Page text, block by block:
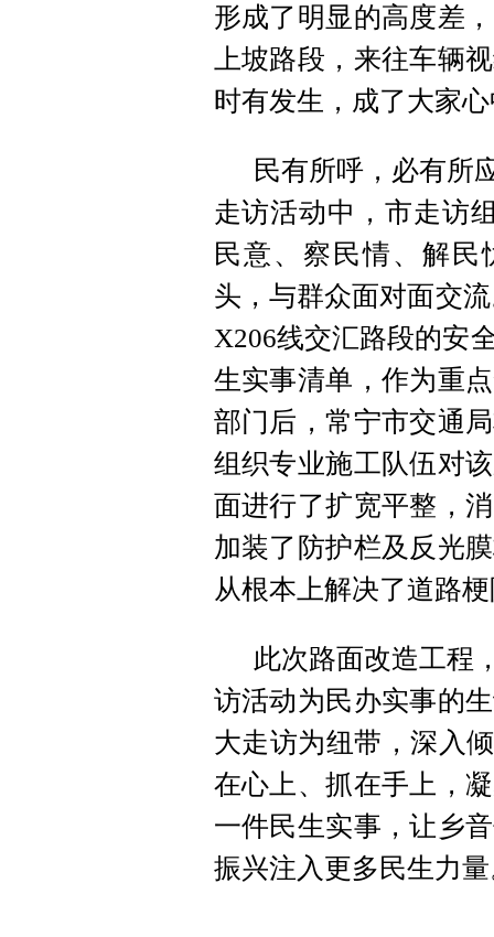
形成了明显的高度差
上坡路段，来往车辆
时有发生，成了大家
民有所呼，必有所
走访活动中，市走访
民意、察民情、解
头，与群众面对面交
X206线交汇路段的安
生实事清单，作为重
部门后，常宁市交通
组织专业施工队伍对
面进行了扩宽平整，
加装了防护栏及反光
从根本上解决了道路
此次路面改造工程
访活动为民办实事的
大走访为纽带，深入
在心上、抓在手上，
一件民生实事，让乡
振兴注入更多民生力